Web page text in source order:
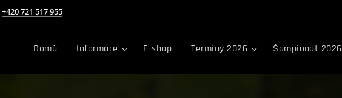
+420 721 517 955
Domů Informace E-shop Termíny 2026 Šampionát 2026